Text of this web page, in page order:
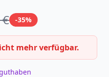
-35%
mehr verfügbar.